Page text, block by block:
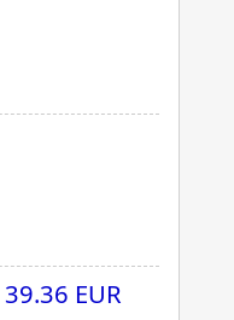
39.36 EUR